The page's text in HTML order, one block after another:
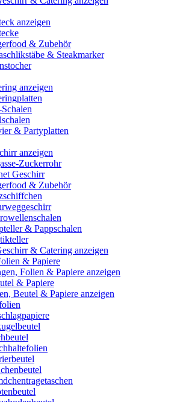
anzeigen
& Zubehör
& Steakmarker
anzeigen
& Partyplatten
anzeigen
Zuckerrohr
Geschirr
& Zubehör
& Pappschalen
& Catering anzeigen
& Papiere
Folien & Papiere anzeigen
& Papiere
Beutel & Papiere anzeigen